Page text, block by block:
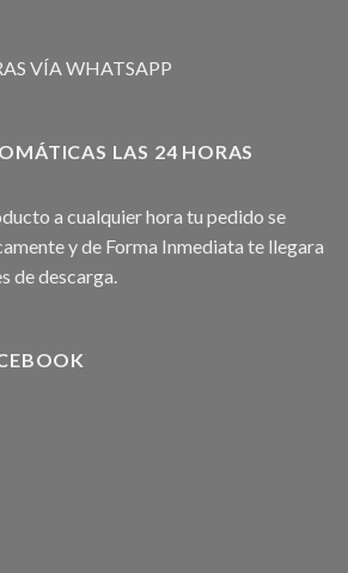
VÍA WHATSAPP
LAS 24 HORAS
a cualquier hora tu pedido se
y de Forma Inmediata te llegara
de descarga.